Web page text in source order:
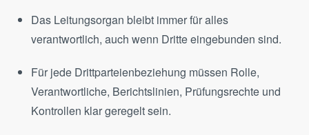
Das Leitungsorgan bleibt immer für alles
verantwortlich, auch wenn Dritte eingebunden sind.
Für jede Drittparteienbeziehung müssen Rolle,
Verantwortliche, Berichtslinien, Prüfungsrechte und
Kontrollen klar geregelt sein.